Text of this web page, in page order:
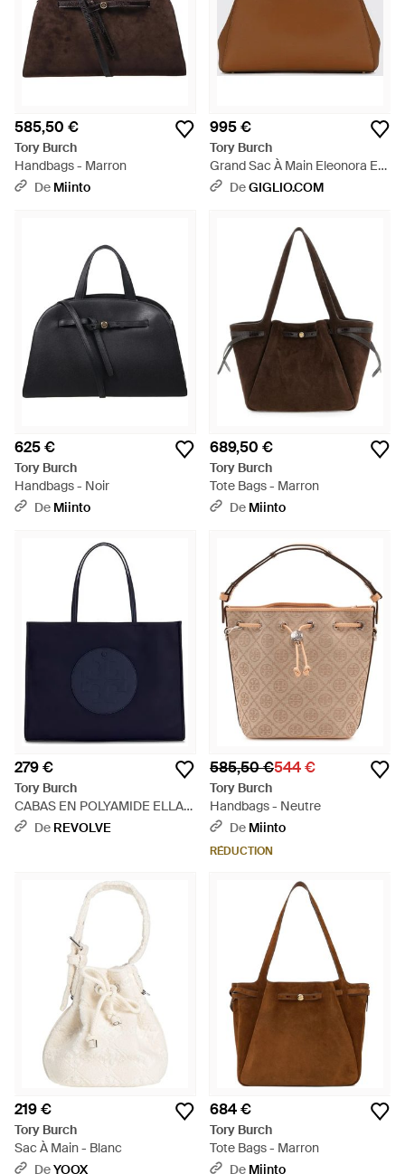
585,50 €
Tory Burch
Handbags - Marron
De Miinto
995 €
Tory Burch
Grand Sac À Main Eleonora En
Cuir Grainé Avec Logo Double
DeGIGLIO.COM
625 €
Tory Burch
Handbags - Noir
De Miinto
689,50 €
Tory Burch
Tote Bags - Marron
De Miinto
279 €
Tory Burch
CABAS EN POLYAMIDE ELLA
en Navy. - Bleu
De REVOLVE
585,50 €544 €
Tory Burch
Handbags - Neutre
De Miinto
RÉDUCTION
219 €
Tory Burch
Sac À Main - Blanc
DeYOOX
684 €
Tory Burch
Tote Bags - Marron
De Miinto